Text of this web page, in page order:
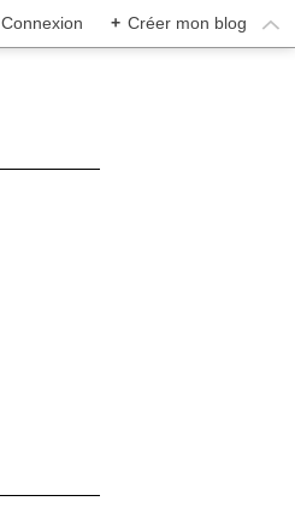
Connexion + Créer mon blog